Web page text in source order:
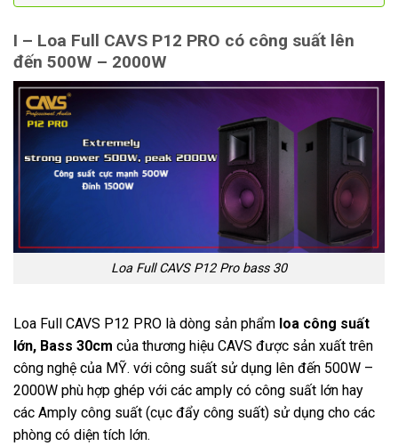
I – Loa Full CAVS P12 PRO có công suất lên
đến 500W – 2000W
Loa Full CAVS P12 Pro bass 30
Loa Full CAVS P12 PRO là dòng sản phẩm loa công suất
lớn, Bass 30cm của thương hiệu CAVS được sản xuất trên
công nghệ của MỸ. với công suất sử dụng lên đến 500W –
2000W phù hợp ghép với các amply có công suất lớn hay
các Amply công suất (cục đẩy công suất) sử dụng cho các
phòng có diện tích lớn.